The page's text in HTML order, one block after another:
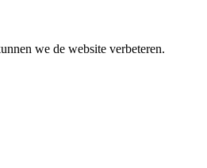
we de website verbeteren.